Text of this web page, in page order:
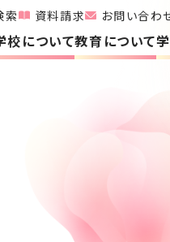
資料請求 お問い合わ
校について教育について